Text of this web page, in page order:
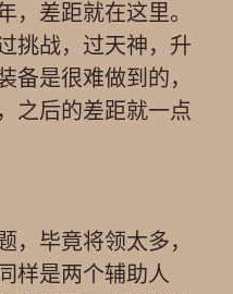
，差距就在这里。
挑战，过天神，升
备是很难做到的，
之后的差距就一点
，毕竟将领太多，
样是两个辅助人